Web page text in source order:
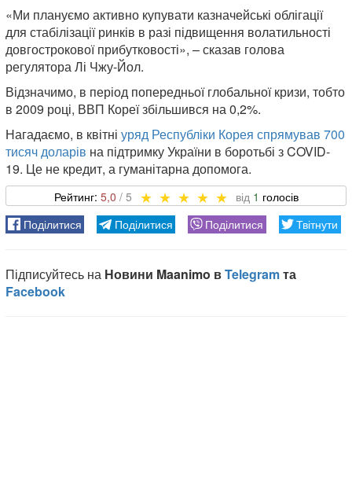
«Ми плануємо активно купувати казначейські облігації
для стабілізації ринків в разі підвищення волатильності
довгострокової прибутковості», – сказав голова
регулятора Лі Чжу-Йол.
Відзначимо, в період попередньої глобальної кризи, тобто
в 2009 році, ВВП Кореї збільшився на 0,2%.
Нагадаємо, в квітні уряд Республіки Корея спрямував 700
тисяч доларів на підтримку України в боротьбі з COVID-
19. Це не кредит, а гуманітарна допомога.
5,0 1